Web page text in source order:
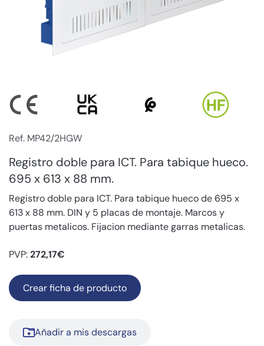
Ref. MP42/2HGW
Registro doble para ICT. Para tabique hueco.
695 x 613 x 88 mm.
Registro doble para ICT. Para tabique hueco de 695 x
613 x 88 mm. DIN y 5 placas de montaje. Marcos y
puertas metalicos. Fijacion mediante garras metalicas.
PVP:272,17€
Crear ficha de producto
Añadir a mis descargas